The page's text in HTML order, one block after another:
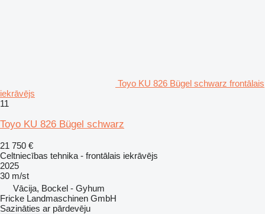
Toyo KU 826 Bügel schwarz frontālais
iekrāvējs
11
Toyo KU 826 Bügel schwarz
21 750 €
Celtniecības tehnika - frontālais iekrāvējs
2025
30 m/st
Vācija, Bockel - Gyhum
Fricke Landmaschinen GmbH
Sazināties ar pārdevēju